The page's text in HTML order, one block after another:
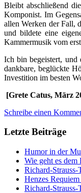
Bleibt abschließend
Komponist. Im
allen Werken der Fall,
und bildete eine
Kammermusik vom
Ich bin begeistert, und
dankbare, beglückte
Investition im besten
[Grete Catus, März
Schreibe einen
Letzte Beiträge
Humor in der
Wie geht es
Richard-
Henzes
Richard-